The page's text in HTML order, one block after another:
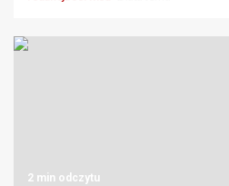
2 min odczytu